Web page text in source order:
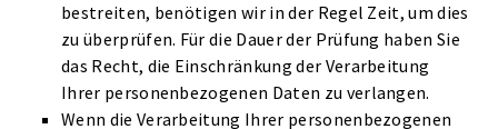
bestreiten, benötigen wir in der Regel Zeit, um dies
zu überprüfen. Für die Dauer der Prüfung haben Sie
das Recht, die Einschränkung der Verarbeitung
Ihrer personenbezogenen Daten zu verlangen.
Wenn die Verarbeitung Ihrer personenbezogenen